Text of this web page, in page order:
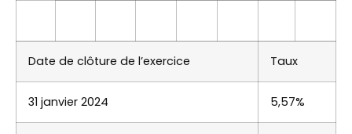
Date de clôture de l’exercice Taux
31 janvier 2024 5,57%